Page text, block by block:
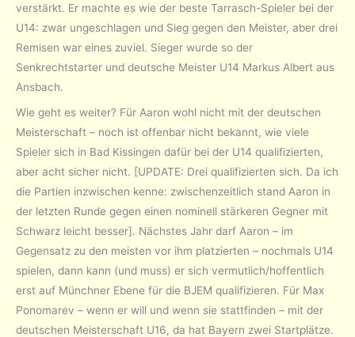
verstärkt. Er machte es wie der beste Tarrasch-Spieler bei der
U14: zwar ungeschlagen und Sieg gegen den Meister, aber drei
Remisen war eines zuviel. Sieger wurde so der
Senkrechtstarter und deutsche Meister U14 Markus Albert aus
Ansbach.
Wie geht es weiter? Für Aaron wohl nicht mit der deutschen
Meisterschaft – noch ist offenbar nicht bekannt, wie viele
Spieler sich in Bad Kissingen dafür bei der U14 qualifizierten,
aber acht sicher nicht. [UPDATE: Drei qualifizierten sich. Da ich
die Partien inzwischen kenne: zwischenzeitlich stand Aaron in
der letzten Runde gegen einen nominell stärkeren Gegner mit
Schwarz leicht besser]. Nächstes Jahr darf Aaron – im
Gegensatz zu den meisten vor ihm platzierten – nochmals U14
spielen, dann kann (und muss) er sich vermutlich/hoffentlich
erst auf Münchner Ebene für die BJEM qualifizieren. Für Max
Ponomarev – wenn er will und wenn sie stattfinden – mit der
deutschen Meisterschaft U16, da hat Bayern zwei Startplätze.